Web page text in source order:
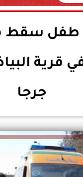
طفل سقط
قرية
جرجا